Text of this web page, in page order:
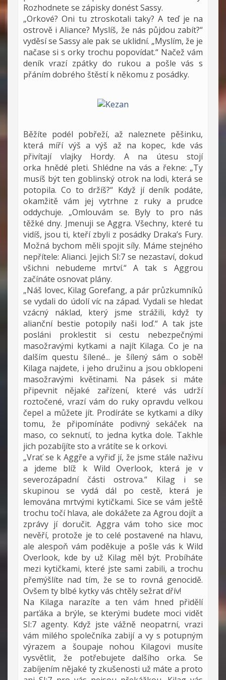
Rozhodnete se zápisky donést Sassy.
„Orkové? Oni tu ztroskotali taky? A teď je na
ostrově i Aliance? Myslíš, že nás půjdou zabít?“
vyděsí se Sassy ale pak se uklidní. „Myslím, že je
načase si s orky trochu popovídat.“ Načež vám
deník vrazí zpátky do rukou a pošle vás s
přáním dobrého štěstí k někomu z posádky.
Běžíte podél pobřeží, až naleznete pěšinku,
která míří výš a výš až na kopec, kde vás
přivítají vlajky Hordy. A na útesu stojí
orka hnědé pleti. Shlédne na vás a řekne: „Ty
musíš být ten goblinský otrok na lodi, která se
potopila. Co to držíš?“ Když jí deník podáte,
okamžitě vám jej vytrhne z ruky a prudce
oddychuje. „Omlouvám se. Byly to pro nás
těžké dny. Jmenuji se Aggra. Všechny, které tu
vidíš, jsou ti, kteří zbyli z posádky Draka’s Fury.
Možná bychom měli spojit síly. Máme stejného
nepřítele: Alianci. Jejich SI:7 se nezastaví, dokud
všichni nebudeme mrtví.“ A tak s Aggrou
začínáte osnovat plány.
„Náš lovec, Kilag Gorefang, a pár průzkumníků
se vydali do údolí víc na západ. Vydali se hledat
vzácný náklad, který jsme strážili, když ty
alianční bestie potopily naši loď.“ A tak jste
posláni proklestit si cestu nebezpečnými
masožravými kytkami a najít Kilaga. Co je na
dalším questu šílené... je šílený sám o sobě!
Kilaga najdete, i jeho družinu a jsou obklopeni
masožravými květinami. Na pásek si máte
připevnit nějaké zařízení, které vás udrží
roztočené, vrazí vám do ruky opravdu velkou
čepel a můžete jít. Prodíráte se kytkami a díky
tomu, že připomínáte podivný sekáček na
maso, co seknutí, to jedna kytka dole. Takhle
jich pozabíjíte sto a vrátíte se k orkovi.
„Vrať se k Aggře a vyřiď jí, že jsme stále naživu
a jdeme blíž k Wild Overlook, která je v
severozápadní části ostrova.“ Kilag i se
skupinou se vydá dál po cestě, která je
lemována mrtvými kytičkami. Sice se vám ještě
trochu točí hlava, ale dokážete za Agrou dojít a
zprávy jí doručit. Aggra vám toho sice moc
nevěří, protože je to celé postavené na hlavu,
ale alespoň vám poděkuje a pošle vás k Wild
Overlook, kde by už Kilag měl být. Probíháte
mezi kytičkami, které jste sami zabili, a trochu
přemýšlíte nad tím, že se to rovná genocidě.
Ovšem ty blbé kytky vás chtěly sežrat dřív!
Na Kilaga narazíte a ten vám hned přidělí
parťáka a brýle, se kterými budete moci vidět
SI:7 agenty. Když jste vážně neopatrní, vrazi
vám milého společníka zabijí a vy s potupným
výrazem a šoupaje nohou Kilagovi musíte
vysvětlit, že potřebujete dalšího orka. Se
zabíjením nějaké ty zkušenosti už máte a proto